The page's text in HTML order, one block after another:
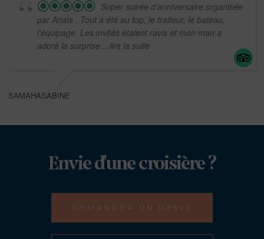
Super soirée d'anniversaire organisée
par Anaïs . Tout a été au top, le traiteur, le bateau,
l'équipage. Les invités étaient ravis et mon mari a
adoré la surprise ...lire la suite
SAMAHASABINE
Envie d'une croisière ?
DEMANDER UN DEVIS